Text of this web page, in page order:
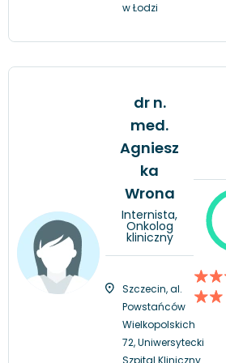
w Łodzi
dr n.
med.
Agniesz
ka
Wrona
Internista,
Onkolog
kliniczny
Szczecin, al.
Powstańców
Wielkopolskich
72, Uniwersytecki
Szpital Kliniczny